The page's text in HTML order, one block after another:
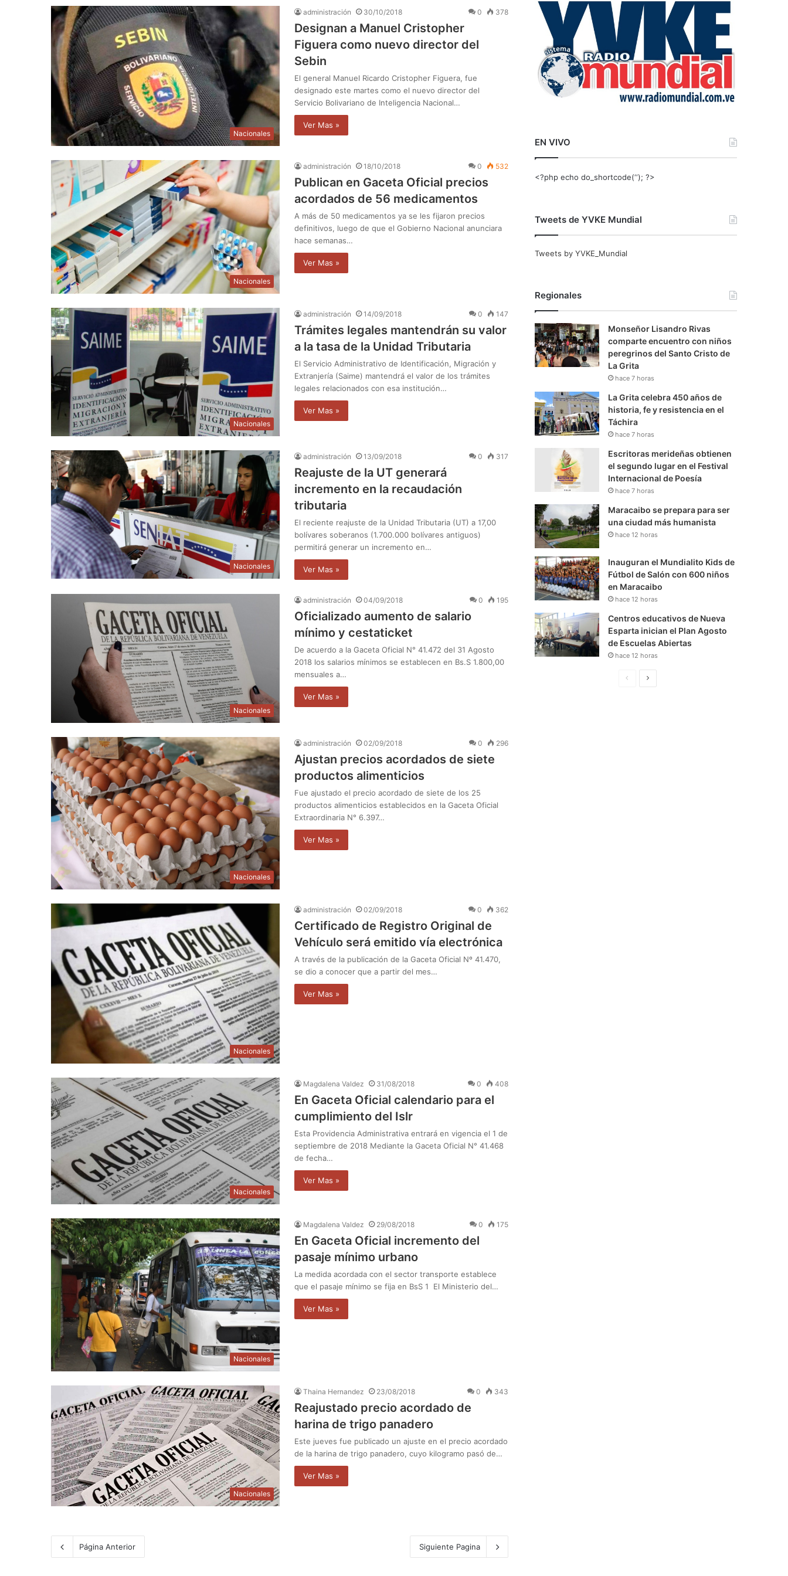
Nacionales
administración 30/10/2018 0 378
Designan a Manuel Cristopher
Figuera como nuevo director del
Sebin
El general Manuel Ricardo Cristopher Figuera, fue
designado este martes como el nuevo director del
Servicio Bolivariano de Inteligencia Nacional…
Ver Mas »
Nacionales
administración 18/10/2018 0 532
Publican en Gaceta Oficial precios
acordados de 56 medicamentos
A más de 50 medicamentos ya se les fijaron precios
definitivos, luego de que el Gobierno Nacional anunciara
hace semanas…
Ver Mas »
Nacionales
administración 14/09/2018 0 147
Trámites legales mantendrán su valor
a la tasa de la Unidad Tributaria
El Servicio Administrativo de Identificación, Migración y
Extranjería (Saime) mantendrá el valor de los trámites
legales relacionados con esa institución…
Ver Mas »
Nacionales
administración 13/09/2018 0 317
Reajuste de la UT generará
incremento en la recaudación
tributaria
El reciente reajuste de la Unidad Tributaria (UT) a 17,00
bolívares soberanos (1.700.000 bolívares antiguos)
permitirá generar un incremento en…
Ver Mas »
Nacionales
administración 04/09/2018 0 195
Oficializado aumento de salario
mínimo y cestaticket
De acuerdo a la Gaceta Oficial N° 41.472 del 31 Agosto
2018 los salarios mínimos se establecen en Bs.S 1.800,00
mensuales a…
Ver Mas »
Nacionales
administración 02/09/2018 0 296
Ajustan precios acordados de siete
productos alimenticios
Fue ajustado el precio acordado de siete de los 25
productos alimenticios establecidos en la Gaceta Oficial
Extraordinaria N° 6.397…
Ver Mas »
Nacionales
administración 02/09/2018 0 362
Certificado de Registro Original de
Vehículo será emitido vía electrónica
A través de la publicación de la Gaceta Oficial Nº 41.470,
se dio a conocer que a partir del mes…
Ver Mas »
Nacionales
Magdalena Valdez 31/08/2018 0 408
En Gaceta Oficial calendario para el
cumplimiento del Islr
Esta Providencia Administrativa entrará en vigencia el 1 de
septiembre de 2018 Mediante la Gaceta Oficial N° 41.468
de fecha…
Ver Mas »
Nacionales
Magdalena Valdez 29/08/2018 0 175
En Gaceta Oficial incremento del
pasaje mínimo urbano
La medida acordada con el sector transporte establece
que el pasaje mínimo se fija en BsS 1 El Ministerio del…
Ver Mas »
Nacionales
Thaina Hernandez 23/08/2018 0 343
Reajustado precio acordado de
harina de trigo panadero
Este jueves fue publicado un ajuste en el precio acordado
de la harina de trigo panadero, cuyo kilogramo pasó de…
Ver Mas »
Página Anterior Siguiente Pagina
r
EN VIVO
<?php echo do_shortcode(‘‘); ?>
Tweets de YVKE Mundial
Tweets by YVKE_Mundial
Regionales
Monseñor Lisandro Rivas
comparte encuentro con niños
peregrinos del Santo Cristo de
La Grita
hace 7 horas
La Grita celebra 450 años de
historia, fe y resistencia en el
Táchira
hace 7 horas
Escritoras merideñas obtienen
el segundo lugar en el Festival
Internacional de Poesía
hace 7 horas
Maracaibo se prepara para ser
una ciudad más humanista
hace 12 horas
Inauguran el Mundialito Kids de
Fútbol de Salón con 600 niños
en Maracaibo
hace 12 horas
Centros educativos de Nueva
Esparta inician el Plan Agosto
de Escuelas Abiertas
hace 12 horas
S